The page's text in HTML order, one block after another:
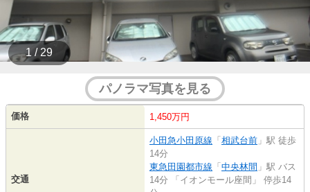
1 / 29
パノラマ写真を見る
価格 1,450万円
交通
小田急小田原線 「 相武台前 」駅 徒歩
14分
東急田園都市線 「 中央林間 」駅 バス
14分 「イオンモール座間」 停歩14